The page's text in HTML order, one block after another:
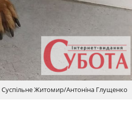
Суспільне Житомир/Антоніна Глущенко